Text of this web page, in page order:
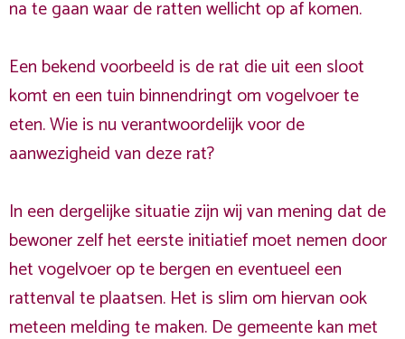
na te gaan waar de ratten wellicht op af komen.
Een bekend voorbeeld is de rat die uit een sloot
komt en een tuin binnendringt om vogelvoer te
eten. Wie is nu verantwoordelijk voor de
aanwezigheid van deze rat?
In een dergelijke situatie zijn wij van mening dat de
bewoner zelf het eerste initiatief moet nemen door
het vogelvoer op te bergen en eventueel een
rattenval te plaatsen. Het is slim om hiervan ook
meteen melding te maken. De gemeente kan met